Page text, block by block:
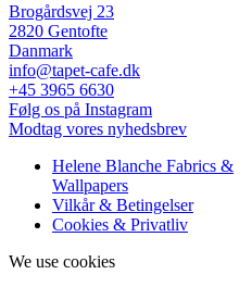
Brogårdsvej 23
2820 Gentofte
Danmark
info@tapet-cafe.dk
+45 3965 6630
Følg os på Instagram
Modtag vores nyhedsbrev
Helene Blanche Fabrics &
Wallpapers
Vilkår & Betingelser
Cookies & Privatliv
We use cookies